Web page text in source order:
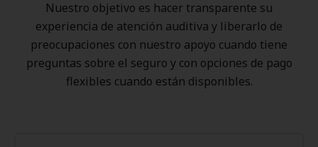
Nuestro objetivo es hacer transparente su
experiencia de atención auditiva y liberarlo de
preocupaciones con nuestro apoyo cuando tiene
preguntas sobre el seguro y con opciones de pago
flexibles cuando están disponibles.